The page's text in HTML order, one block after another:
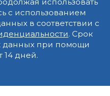
с использованием
в соответствии с
. Срок
данных при помощи
14 дней.